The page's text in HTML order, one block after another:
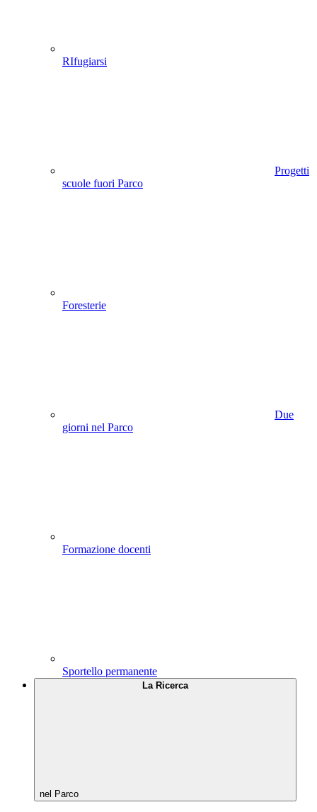
RIfugiarsi
Progetti
scuole fuori Parco
Foresterie
Due
giorni nel Parco
Formazione docenti
Sportello permanente
La Ricerca
nel Parco